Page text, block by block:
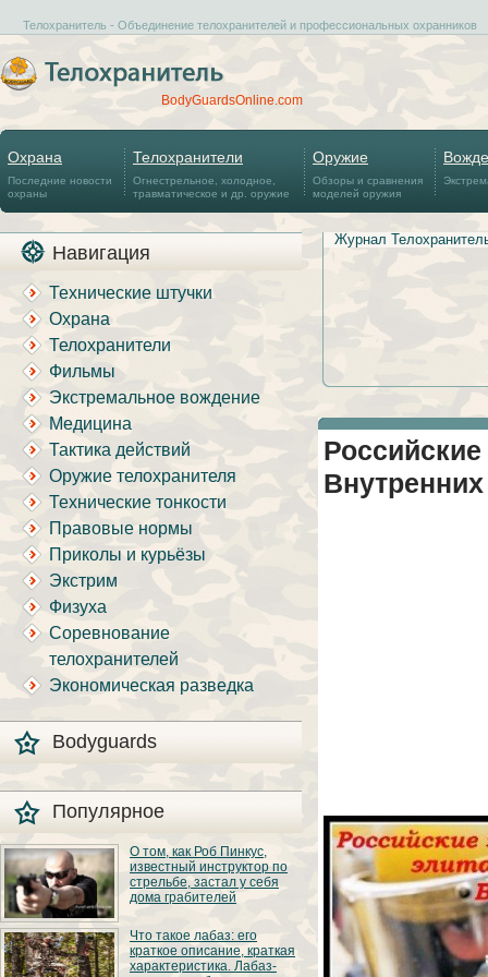
Телохранитель - Объединение телохранителей и профессиональных охранников
BodyGuardsOnline.com
Охрана
Последние новости
охраны
Телохранители
Огнестрельное, холодное,
травматическое и др. оружие
Оружие
Обзоры и сравнения
моделей оружия
Навигация
Технические штучки
Охрана
Телохранители
Фильмы
Экстремальное вождение
Медицина
Тактика действий
Оружие телохранителя
Технические тонкости
Правовые нормы
Приколы и курьёзы
Экстрим
Физуха
Соревнование
телохранителей
Экономическая разведка
Bodyguards
Популярное
О том, как Роб Пинкус,
известный инструктор по
стрельбе, застал у себя
дома грабителей
Вот вы всё говорите:
«В США круто, там
можно любого
постороннего в своём
Что такое лабаз: его
краткое описание, краткая
характеристика. Лабаз-
Журнал